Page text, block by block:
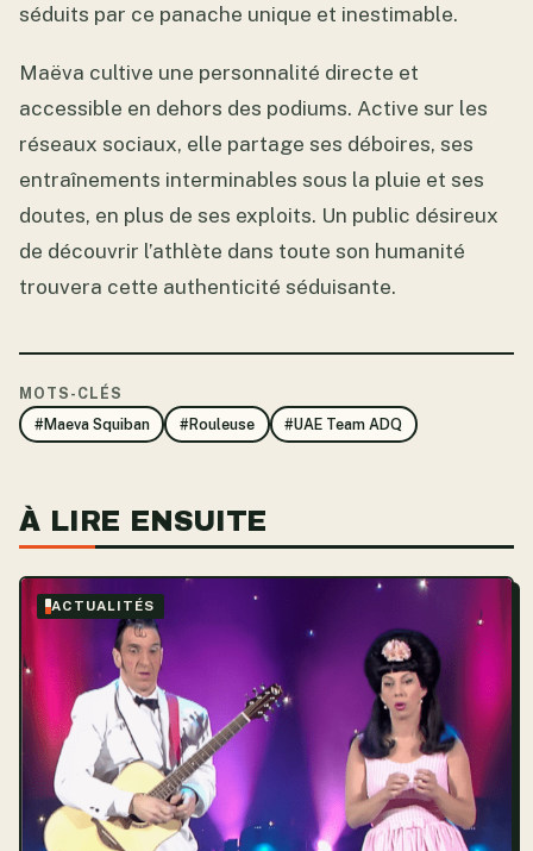
séduits par ce panache unique et inestimable.
Maëva cultive une personnalité directe et
accessible en dehors des podiums. Active sur les
réseaux sociaux, elle partage ses déboires, ses
entraînements interminables sous la pluie et ses
doutes, en plus de ses exploits. Un public désireux
de découvrir l’athlète dans toute son humanité
trouvera cette authenticité séduisante.
MOTS-CLÉS
#Maeva Squiban
#Rouleuse #UAE Team ADQ
À LIRE ENSUITE
ACTUALITÉS